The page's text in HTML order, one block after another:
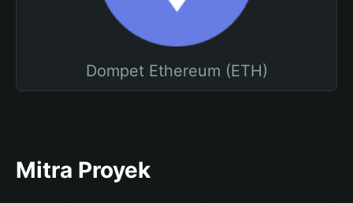
Dompet Ethereum (ETH)
Mitra Proyek